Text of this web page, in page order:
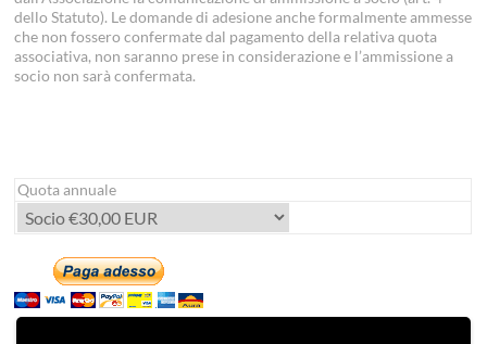
dello Statuto). Le domande di adesione anche formalmente ammesse
che non fossero confermate dal pagamento della relativa quota
associativa, non saranno prese in considerazione e l’ammissione a
socio non sarà confermata.
Quota annuale